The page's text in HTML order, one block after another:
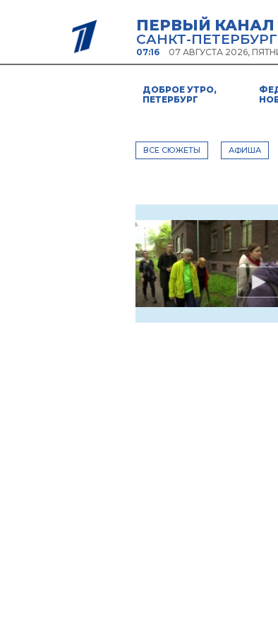
ПЕРВЫЙ КАНАЛ
САНКТ-ПЕТЕРБУРГ
07:16 07 АВГУСТА 2026,
ДОБРОЕ УТРО,
ПЕТЕРБУРГ
ВСЕ СЮЖЕТЫ АФИША